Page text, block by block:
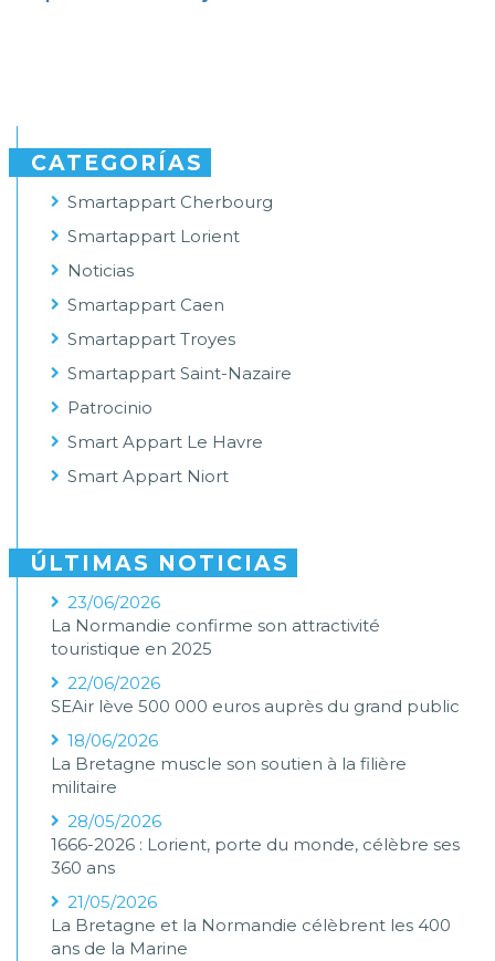
CATEGORÍAS
Smartappart Cherbourg
Smartappart Lorient
Noticias
Smartappart Caen
Smartappart Troyes
Smartappart Saint-Nazaire
Patrocinio
Smart Appart Le Havre
Smart Appart Niort
ÚLTIMAS NOTICIAS
23/06/2026
La Normandie confirme son attractivité
touristique en 2025
22/06/2026
SEAir lève 500 000 euros auprès du grand public
18/06/2026
La Bretagne muscle son soutien à la filière
militaire
28/05/2026
1666-2026 : Lorient, porte du monde, célèbre ses
360 ans
21/05/2026
La Bretagne et la Normandie célèbrent les 400
ans de la Marine